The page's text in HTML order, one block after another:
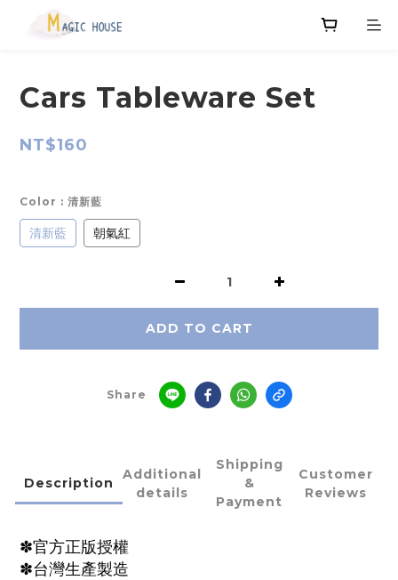
Cars Tableware Set
NT$160
Color : 清新藍
清新藍 朝氣紅
ADD TO CART
Share
Description
Additional
details
Shipping
&
Payment
Customer
Reviews
✽官方正版授權
✽台灣生產製造